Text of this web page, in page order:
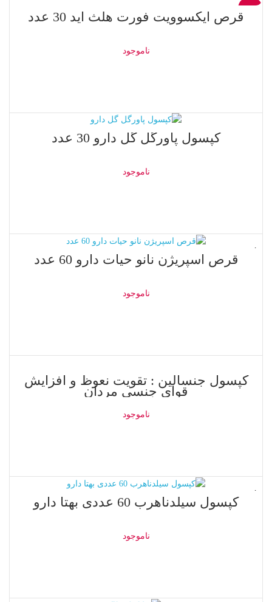
قرص ایکسوویت فورت هلث اید 30 عدد
ناموجود
کپسول پاورگل گل دارو 30 عدد
ناموجود
قرص اسپریژن نانو حیات دارو 60 عدد
ناموجود
کپسول جنسالین : تقویت نعوظ و افزایش
قوای جنسی مردان
ناموجود
ناموجود
کپسول سیلدناهرب 60 عددی بهتا دارو
ناموجود